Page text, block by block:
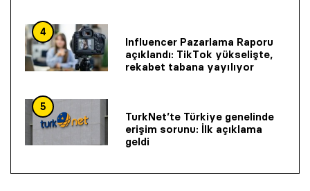
4
Influencer Pazarlama Raporu
açıklandı: TikTok yükselişte,
rekabet tabana yayılıyor
5
TurkNet’te Türkiye genelinde
erişim sorunu: İlk açıklama
geldi